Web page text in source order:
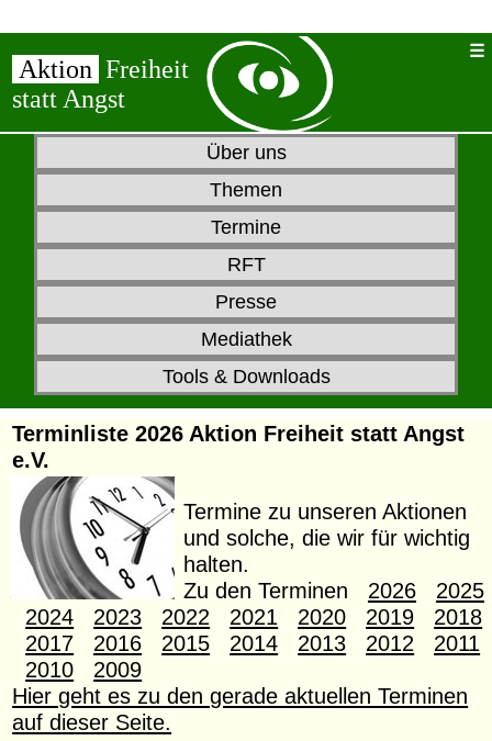
Aktion Freiheit
statt Angst
Über uns
Themen
Termine
RFT
Presse
Mediathek
Tools & Downloads
Terminliste 2026 Aktion Freiheit statt Angst
e.V.
Termine zu unseren Aktionen
und solche, die wir für wichtig
halten.
Zu den Terminen 2026
2025
2024
2023 2022 2021 2020 2019
2018
2017
2016 2015 2014 2013 2012
2011
2010
2009
Hier geht es zu den gerade aktuellen Terminen
auf dieser Seite.